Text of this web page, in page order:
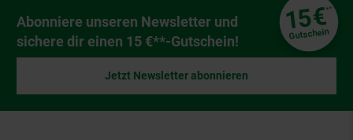
Newsletter Anmeldung
Abonniere unseren Newsletter und
sichere dir einen 15 €**-Gutschein!
15€**
Gutschein
Jetzt Newsletter abonnieren